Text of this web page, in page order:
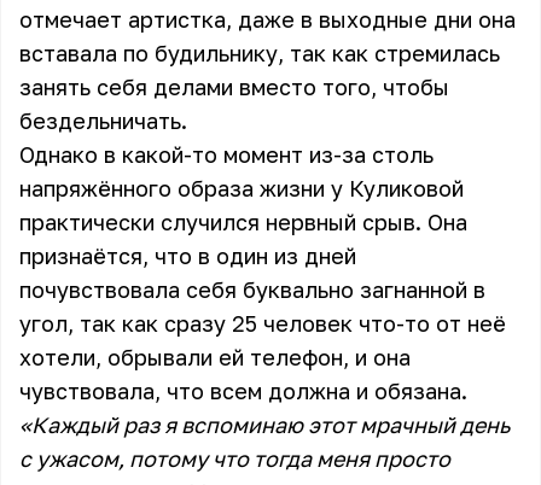
отмечает артистка, даже в выходные дни она
вставала по будильнику, так как стремилась
занять себя делами вместо того, чтобы
бездельничать.
Однако в какой-то момент из-за столь
напряжённого образа жизни у Куликовой
практически случился нервный срыв. Она
признаётся, что в один из дней
почувствовала себя буквально загнанной в
угол, так как сразу 25 человек что-то от неё
хотели, обрывали ей телефон, и она
чувствовала, что всем должна и обязана.
«Каждый раз я вспоминаю этот мрачный день
с ужасом, потому что тогда меня просто